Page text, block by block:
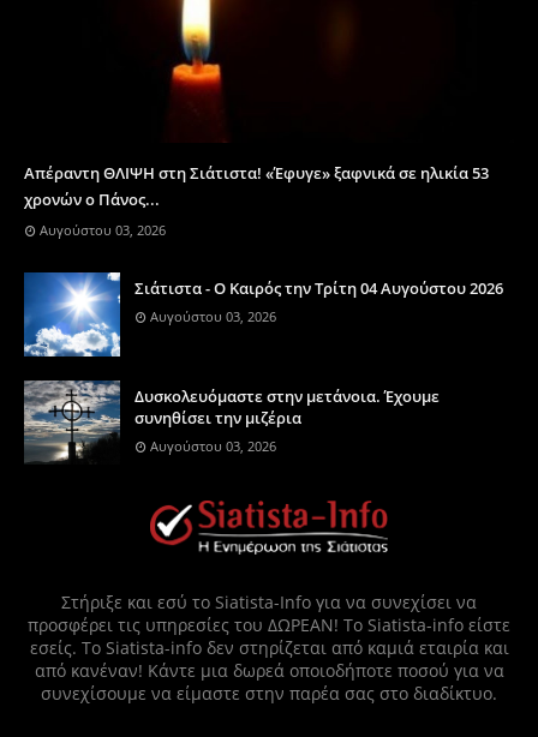
Απέραντη ΘΛΙΨΗ στη Σιάτιστα! «Έφυγε» ξαφνικά σε ηλικία 53
χρονών ο Πάνος...
Αυγούστου 03, 2026
Σιάτιστα - Ο Καιρός την Τρίτη 04 Αυγούστου 2026
Αυγούστου 03, 2026
Δυσκολευόμαστε στην μετάνοια. Έχουμε
συνηθίσει την μιζέρια
Αυγούστου 03, 2026
Στήριξε και εσύ το Siatista-Info για να συνεχίσει να
προσφέρει τις υπηρεσίες του ΔΩΡΕΑΝ! Το Siatista-info είστε
εσείς. Το Siatista-info δεν στηρίζεται από καμιά εταιρία και
από κανέναν! Κάντε μια δωρεά οποιοδήποτε ποσού για να
συνεχίσουμε να είμαστε στην παρέα σας στο διαδίκτυο.